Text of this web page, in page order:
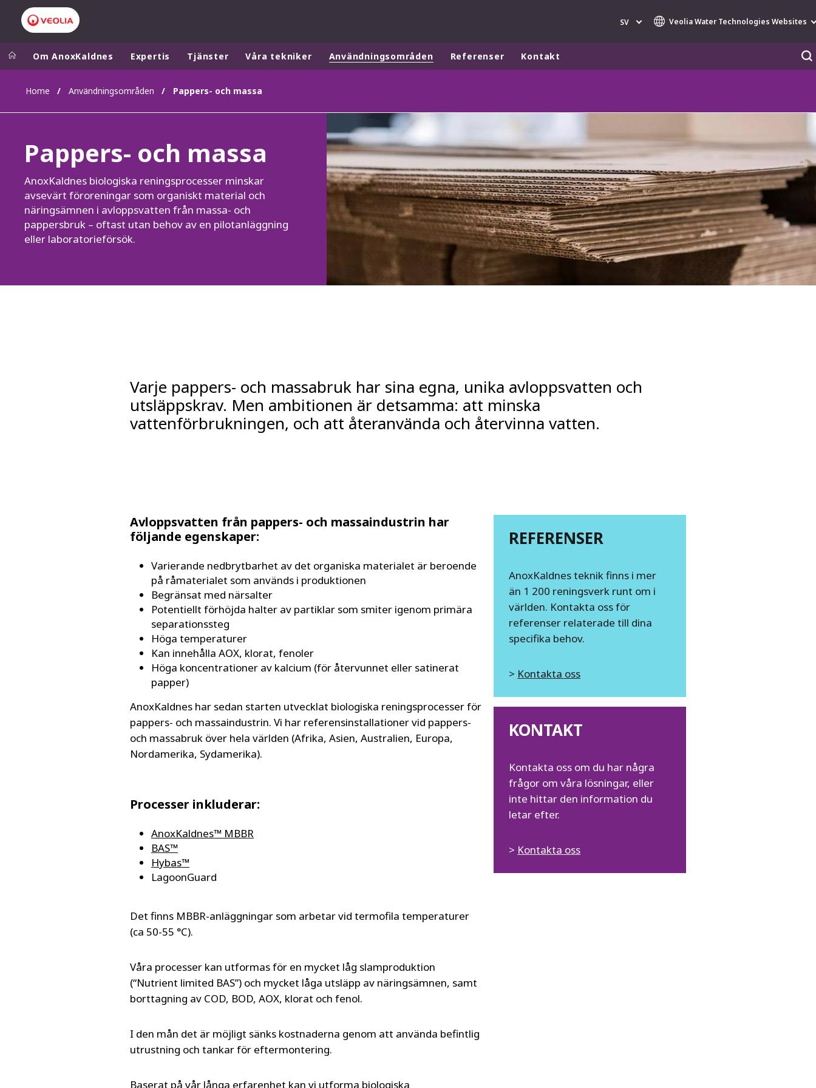
SV Veolia Water Technologies Websites
Worldwide Regional sites
BELGIUM
CHINA
DENMARK
DEUTSCHLAND
NORTH AMERICA
POLSKA
SOUTH EAST ASIA
AQUAFLOW
BIOTHANE
ELGA
EVALED
ENTROPÎE
HPD
HYDROTECH
MPP SYSTEMS
Om AnoxKaldnes Expertis Tjänster Våra tekniker Användningsområden Referenser Kontakt
Home Användningsområden Pappers- och massa
Pappers- och massa
AnoxKaldnes biologiska reningsprocesser minskar
avsevärt föroreningar som organiskt material och
näringsämnen i avloppsvatten från massa- och
pappersbruk – oftast utan behov av en pilotanläggning
eller laboratorieförsök.
Varje pappers- och massabruk har sina egna, unika avloppsvatten och
utsläppskrav. Men ambitionen är detsamma: att minska
vattenförbrukningen, och att återanvända och återvinna vatten.
Avloppsvatten från pappers- och massaindustrin har
följande egenskaper:
Varierande nedbrytbarhet av det organiska materialet är beroende
på råmaterialet som används i produktionen
Begränsat med närsalter
Potentiellt förhöjda halter av partiklar som smiter igenom primära
separationssteg
Höga temperaturer
Kan innehålla AOX, klorat, fenoler
Höga koncentrationer av kalcium (för återvunnet eller satinerat
papper)
AnoxKaldnes har sedan starten utvecklat biologiska reningsprocesser för
pappers- och massaindustrin. Vi har referensinstallationer vid pappers-
och massabruk över hela världen (Afrika, Asien, Australien, Europa,
Nordamerika, Sydamerika).
Processer inkluderar:
AnoxKaldnes™ MBBR
BAS™
Hybas™
LagoonGuard
Det finns MBBR-anläggningar som arbetar vid termofila temperaturer
(ca 50-55 °C).
Våra processer kan utformas för en mycket låg slamproduktion
(“Nutrient limited BAS”) och mycket låga utsläpp av näringsämnen, samt
borttagning av COD, BOD, AOX, klorat och fenol.
I den mån det är möjligt sänks kostnaderna genom att använda befintlig
utrustning och tankar för eftermontering.
Baserat på vår långa erfarenhet kan vi utforma biologiska
REFERENSER
AnoxKaldnes teknik finns i mer
än 1 200 reningsverk runt om i
världen. Kontakta oss för
referenser relaterade till dina
specifika behov.
> Kontakta oss
KONTAKT
Kontakta oss om du har några
frågor om våra lösningar, eller
inte hittar den information du
letar efter.
> Kontakta oss